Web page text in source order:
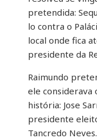
pretendida:
lo contra o
local onde fica
presidente da
Raimundo
ele considerava
história: Jose
presidente
Tancredo